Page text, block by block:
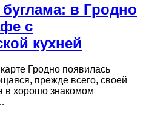
в Гродно
с
кухней
Гродно появилась
прежде всего, своей
в хорошо знакомом